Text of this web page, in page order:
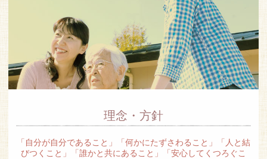
理念・方針
「自分が自分であること」「何かにたずさわること」「人と結
びつくこと」「誰かと共にあること」「安心してくつろぐこ